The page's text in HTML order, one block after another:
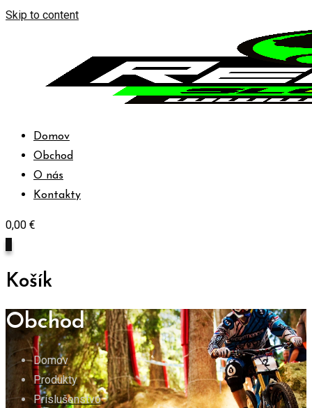
Skip to content
Domov
Obchod
O nás
Kontakty
0,00 €
Košík
Obchod
Domov
Produkty
Príslušenstvo